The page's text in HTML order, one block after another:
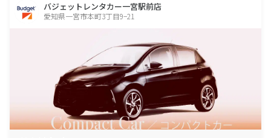
バジェットレンタカー一宮駅前店
愛知県一宮市本町3丁目9−21